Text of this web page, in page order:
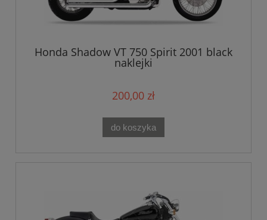
Honda Shadow VT 750 Spirit 2001 black
naklejki
200,00 zł
do koszyka